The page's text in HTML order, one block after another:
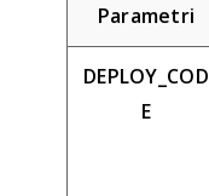
Parametri
DEPLOY_COD
E